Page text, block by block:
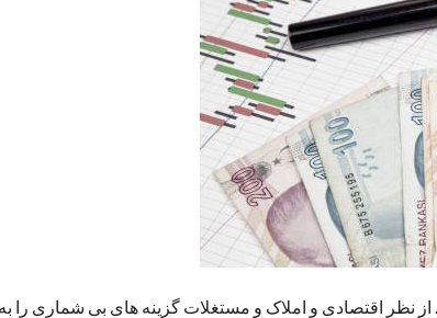
نظر اقتصادی و املاک و مستغلات گزینه های بی شماری را